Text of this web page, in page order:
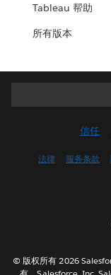
Tableau 帮助
所有版本
信任
法律 服务条款
© 版权所有 2026